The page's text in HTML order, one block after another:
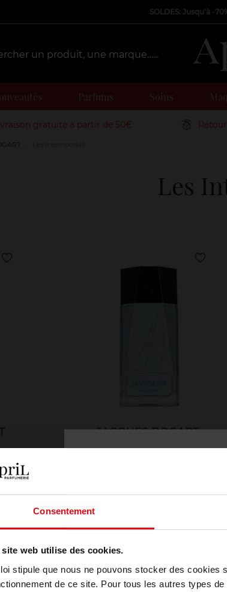
Consentement
site web utilise des cookies.
stipule que nous ne pouvons stocker des cookies
de ce site. Pour tous les autres types
SOLDES: Jusqu'à -
Parfums Soins
gratuite à partir de 50€
Les
JACQUES BOGART
Santana bay
79,50 € Ajouter